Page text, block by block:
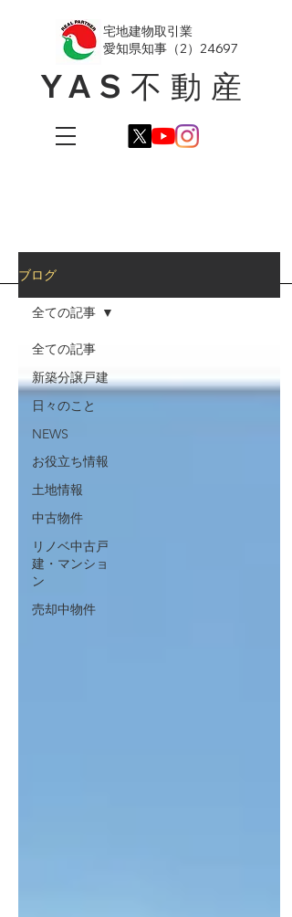
YAS不動産
​宅地建物取引業
愛知県知事（2）24697
ブログ
全ての記事
新築分譲戸建
日々のこと
NEWS
お役立ち情報
土地情報
中古物件
リノベ中古戸
建・マンショ
ン
売却中物件
全ての記事